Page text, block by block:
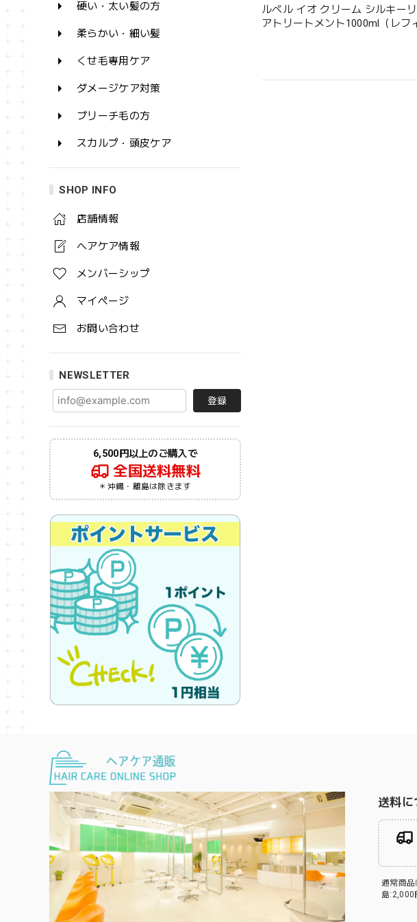
硬い・太い髪の方
柔らかい・細い髪
くせ毛専用ケア
ダメージケア対策
ブリーチ毛の方
スカルプ・頭皮ケア
SHOP INFO
店舗情報
ヘアケア情報
メンバーシップ
マイページ
お問い合わせ
NEWSLETTER
登録
6,500円以上のご購入で
全国送料無料
＊沖縄・離島は除きます
ルベル イオ クリーム シルキー
アトリートメント1000ml（レフ
送料に
通常商
島:2,000